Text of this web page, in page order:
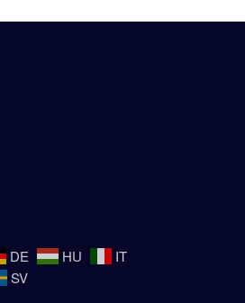
DE HU
IT
SV